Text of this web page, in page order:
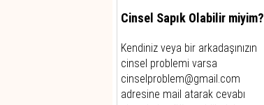
Cinsel Sapık Olabilir miyim?
Kendiniz veya bir arkadaşınızın
cinsel problemi varsa
cinselproblem@gmail.com
adresine mail atarak cevabı